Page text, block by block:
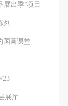
展出季”项目
列
国画课堂
23
展厅